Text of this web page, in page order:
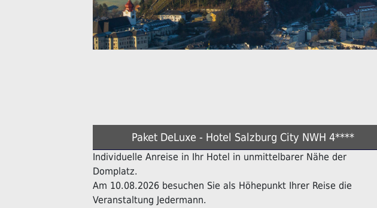
Paket DeLuxe - Hotel Salzburg City NWH 4****
Individuelle Anreise in Ihr Hotel in unmittelbarer Nähe der
Domplatz.
Am 10.08.2026 besuchen Sie als Höhepunkt Ihrer Reise die
Veranstaltung Jedermann.